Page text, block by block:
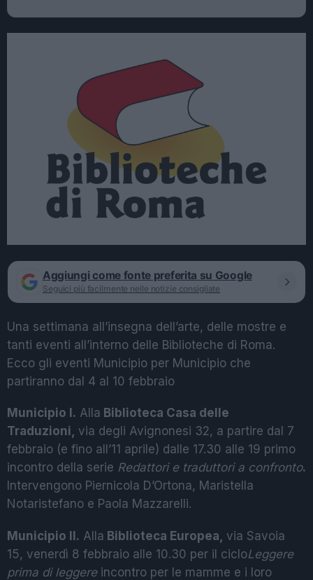
Aggiungi come fonte preferita su Google
Seguici più facilmente nelle notizie consigliate
Una settimana all’insegna dell’arte, delle mostre e
tanti eventi all’interno delle Biblioteche di Roma.
Ecco gli eventi Municipio per Municipio che
partiranno dal 4 al 10 febbraio
Municipio I . Alla Biblioteca Casa delle
Traduzioni, via degli Avignonesi 32, a partire dal 7
febbraio (e fino all’11 aprile) dalle 17.30 alle 19 primo
incontro della serie Redattori e traduttori a confronto.
Intervengono Piernicola D’Ortona, Maristella
Notaristefano e Paola Mazzarelli.
Municipio II. Alla Biblioteca Europea, via Savoia
15, venerdì 8 febbraio alle 10.30 per il cicloLeggere
prima di leggereincontro per le mamme e i loro